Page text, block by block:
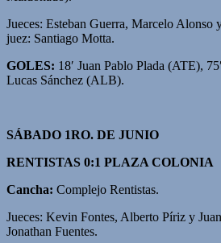
Jueces: Esteban Guerra, Marcelo Alonso
juez: Santiago Motta.
GOLES: 18′ Juan Pablo Plada (ATE),
Lucas Sánchez (ALB).
SÁBADO 1RO. DE JUNIO
RENTISTAS 0:1 PLAZA COLONIA
Cancha: Complejo Rentistas.
Jueces: Kevin Fontes, Alberto Píriz y
Jonathan Fuentes.